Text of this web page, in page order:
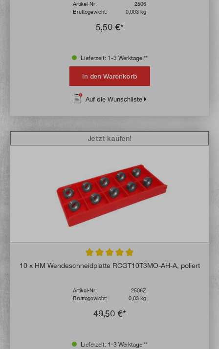
Artikel-Nr:
2506
Bruttogewicht:
0,003 kg
5,50 €*
Lieferzeit: 1-3 Werktage **
In den Warenkorb
Auf die Wunschliste
Durchschnittliche Bewertung von 4.9 von
10 x HM Wendeschneidplatte RCGT10T3MO-AH-A, poliert
Artikel-Nr:
2506Z
Bruttogewicht:
0,03 kg
49,50 €*
Jetzt kaufen!
Lieferzeit: 1-3 Werktage **